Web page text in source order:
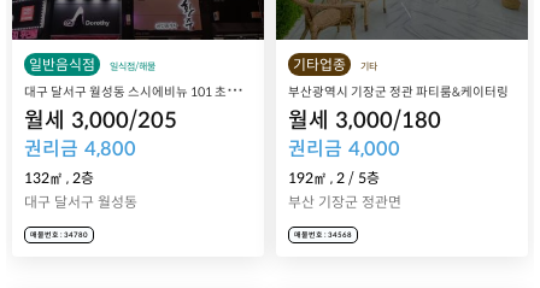
일반음식점 일식점/해물
대
구 달서구 월성동 스시에비뉴 101 초밥 일식집 매매 양도
월세 3,000/205
권리금 4,800
132㎡ , 2층
대구 달서구 월성동
매물번호 : 34780
기타업종 기타
부산광역시 기장군 정관 파티룸&케이터링
월세 3,000/180
권리금 4,000
192㎡ , 2 / 5층
부산 기장군 정관면
매물번호 : 34568